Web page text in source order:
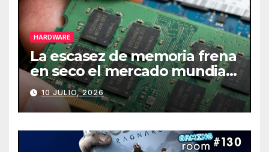
HARDWARE
La escasez de memoria frena
en seco el mercado mundial
de PCs
10 JULIO, 2026